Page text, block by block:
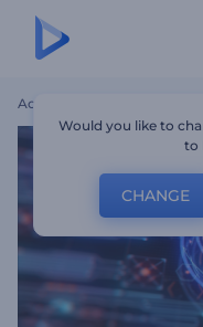
Accueil
Would you like to
to
CHANGE